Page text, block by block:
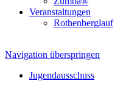
Veranstaltungen
Rothenberglauf
Navigation überspringen
Jugendausschuss